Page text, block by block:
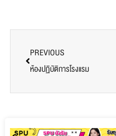
PREVIOUS
ห้องปฏิบัติการโรงแรม